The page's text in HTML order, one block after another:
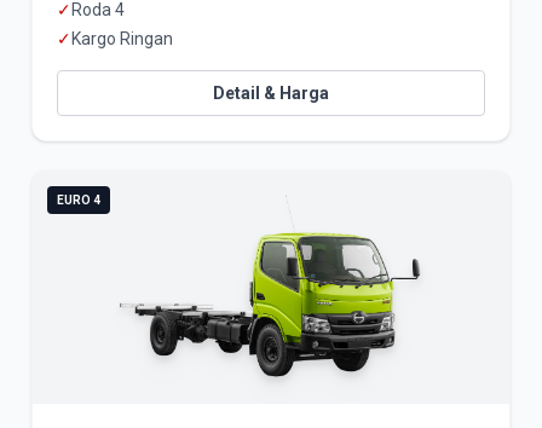
✓ Roda 4
✓ Kargo Ringan
Detail & Harga
EURO 4